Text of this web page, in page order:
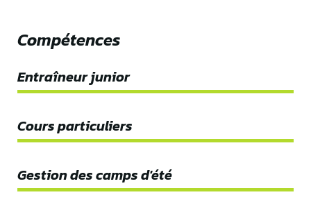
Compétences
Entraîneur junior
Cours particuliers
Gestion des camps d'été